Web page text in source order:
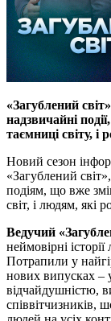
«Загублений
надзвичайні
таємниці світу, і
Новий сезон
«Загублений
подіям, що вже
світ, і людям, які
Ведучий
неймовірні
Потрапили у
нових випусках –
відчайдушністю,
співвітчизників,